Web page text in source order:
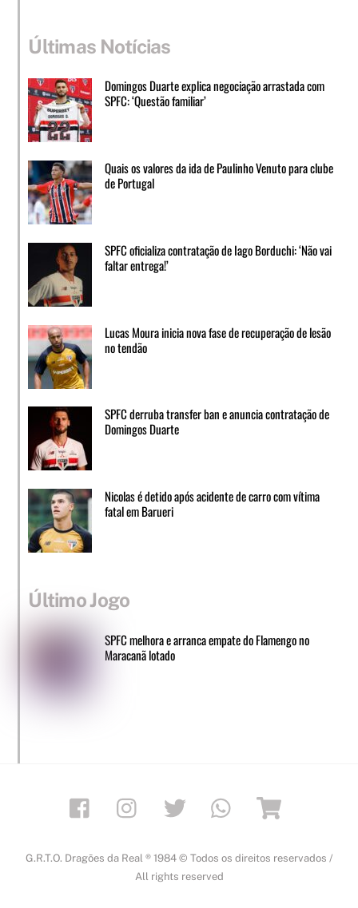
Últimas Notícias
Domingos Duarte explica negociação arrastada com
SPFC: ‘Questão familiar’
Quais os valores da ida de Paulinho Venuto para clube
de Portugal
SPFC oficializa contratação de Iago Borduchi: ‘Não vai
faltar entrega!’
Lucas Moura inicia nova fase de recuperação de lesão
no tendão
SPFC derruba transfer ban e anuncia contratação de
Domingos Duarte
Nicolas é detido após acidente de carro com vítima
fatal em Barueri
Último Jogo
SPFC melhora e arranca empate do Flamengo no
Maracanã lotado
Facebook Instagram Twitter Whatsapp
G.R.T.O. Dragões da Real ® 1984 © Todos os direitos reservados /
All rights reserved